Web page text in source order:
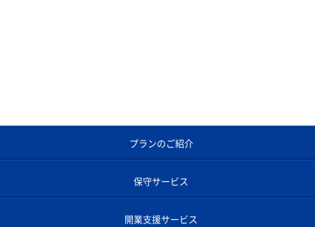
プランのご紹介
保守サービス
開業支援サービス